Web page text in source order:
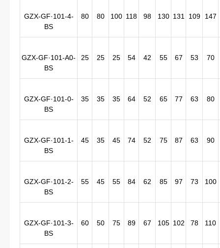
GZX-GF·101-4-
BS
80 80 100 118 98 130 131 109 147
GZX-GF·101-A0-
BS
25 25 25 54 42 55 67 53 70
GZX-GF·101-0-
BS
35 35 35 64 52 65 77 63 80
GZX-GF·101-1-
BS
45 35 45 74 52 75 87 63 90
GZX-GF·101-2-
BS
55 45 55 84 62 85 97 73 100
GZX-GF·101-3-
BS
60 50 75 89 67 105 102 78 110